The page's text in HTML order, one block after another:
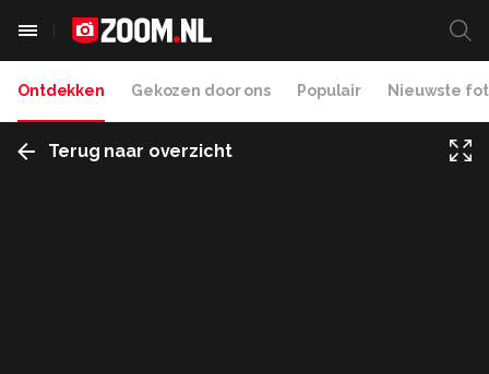
Ontdekken Gekozen door ons Populair Nieuwste
Terug naar overzicht